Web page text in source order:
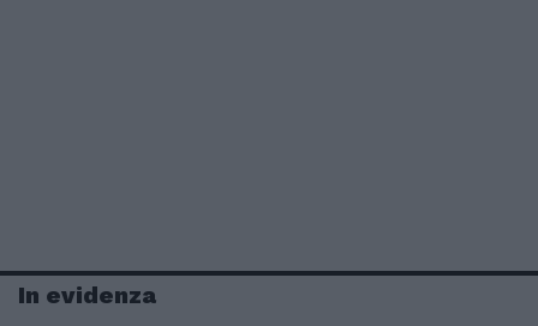
In evidenza